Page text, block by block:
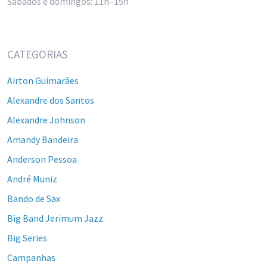
CATEGORIAS
Airton Guimarães
Alexandre dos Santos
Alexandre Johnson
Amandy Bandeira
Anderson Pessoa
André Muniz
Bando de Sax
Big Band Jerimum Jazz
Big Series
Campanhas